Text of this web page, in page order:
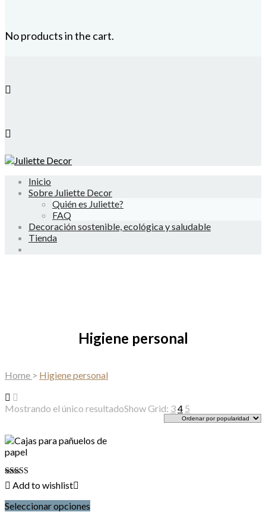
No products in the cart.
Inicio
Sobre Juliette Decor
Quién es Juliette?
FAQ
Decoración sostenible, ecológica y saludable
Tienda
Higiene personal
Home > Higiene personal
Mostrando el único resultadoShow Grid: 34 5
Valorado
con
4.00
de 5
Add to wishlist
Seleccionar opciones